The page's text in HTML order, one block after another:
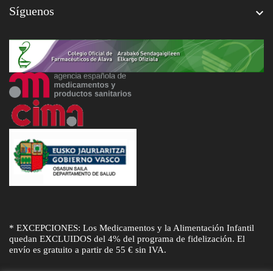
Síguenos 
* EXCEPCIONES: Los Medicamentos y la Alimentación Infantil
quedan EXCLUIDOS del 4% del programa de fidelización. El
envío es gratuito a partir de 55 € sin IVA.